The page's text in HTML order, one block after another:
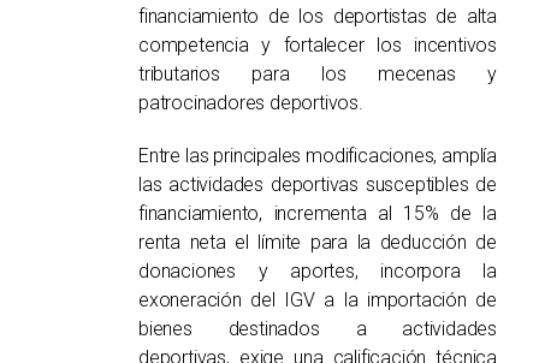
financiamiento de los deportistas de alta
competencia y fortalecer los incentivos
tributarios para los mecenas y
patrocinadores deportivos.
Entre las principales modificaciones, amplía
las actividades deportivas susceptibles de
financiamiento, incrementa al 15% de la
renta neta el límite para la deducción de
donaciones y aportes, incorpora la
exoneración del IGV a la importación de
bienes destinados a actividades
deportivas, exige una calificación técnica